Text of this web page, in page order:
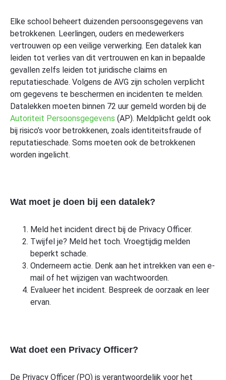
Elke school beheert duizenden persoonsgegevens van
betrokkenen. Leerlingen, ouders en medewerkers
vertrouwen op een veilige verwerking. Een datalek kan
leiden tot verlies van dit vertrouwen en kan in bepaalde
gevallen zelfs leiden tot juridische claims en
reputatieschade. Volgens de AVG zijn scholen verplicht
om gegevens te beschermen en incidenten te melden.
Datalekken moeten binnen 72 uur gemeld worden bij de
Autoriteit Persoonsgegevens (AP). Meldplicht geldt ook
bij risico’s voor betrokkenen, zoals identiteitsfraude of
reputatieschade. Soms moeten ook de betrokkenen
worden ingelicht.
Wat moet je doen bij een datalek?
Meld het incident direct bij de Privacy Officer.
Twijfel je? Meld het toch. Vroegtijdig melden
beperkt schade.
Onderneem actie. Denk aan het intrekken van een e-
mail of het wijzigen van wachtwoorden.
Evalueer het incident. Bespreek de oorzaak en leer
ervan.
Wat doet een Privacy Officer?
De Privacy Officer (PO) is verantwoordelijk voor het